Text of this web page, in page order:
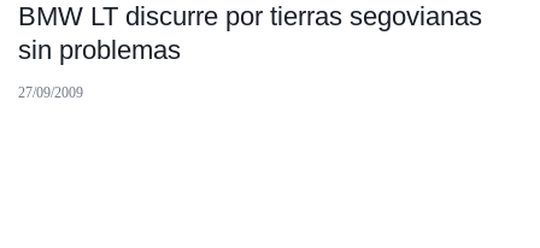
BMW LT discurre por tierras segovianas
sin problemas
27/09/2009